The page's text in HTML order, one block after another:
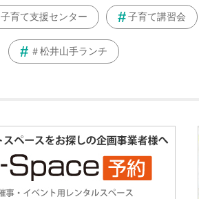
子育て支援センター 子育て講習会
＃松井山手ランチ